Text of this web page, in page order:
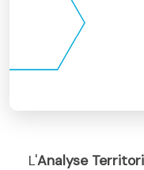
L'Analyse